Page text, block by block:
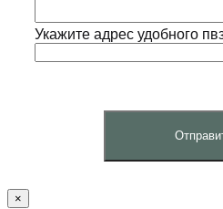
Укажите адрес удобного
×